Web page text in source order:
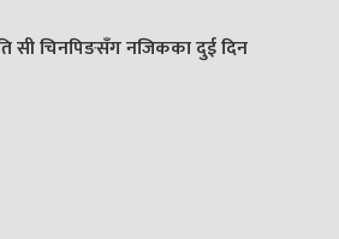
सी चिनपिङसँग नजिकका दुई दिन